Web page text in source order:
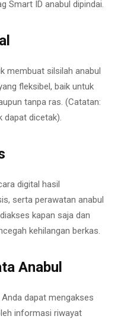
Smart ID anabul dipindai.
membuat silsilah anabul
fleksibel, baik untuk
tanpa ras. (Catatan:
dapat dicetak).
digital hasil
serta perawatan anabul
kapan saja dan
kehilangan berkas.
Anabul
dapat mengakses
informasi riwayat